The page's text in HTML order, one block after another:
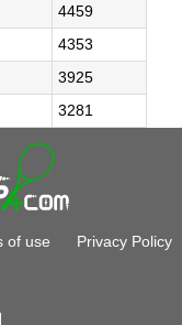
4459
4353
3925
3281
of use Privacy Policy